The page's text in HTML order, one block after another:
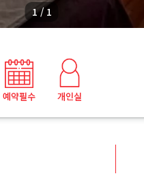
1 / 1